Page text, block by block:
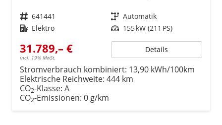
Fahrzeugnr. 641441 Getriebe Automatik
Kraftstoff Elektro Leistung 155 kW (211 PS)
31.789,– €
incl. 19% MwSt.
Details
Stromverbrauch kombiniert: 13,90 kWh/100km
Elektrische Reichweite: 444 km
CO2-Klasse: A
CO2-Emissionen: 0 g/km